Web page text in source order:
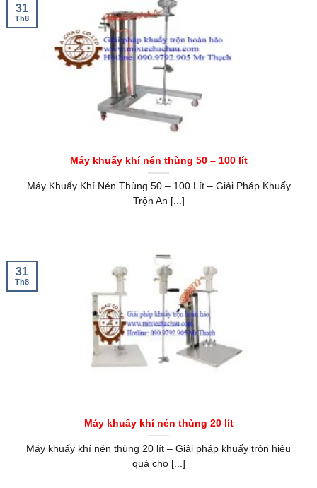
Máy khuấy khí nén thùng 50 – 100 lít
Máy Khuấy Khí Nén Thùng 50 – 100 Lít – Giải Pháp Khuấy
Trộn An [...]
31
Th8
Máy khuấy khí nén thùng 20 lít
Máy khuấy khí nén thùng 20 lít – Giải pháp khuấy trộn hiệu
quả cho [...]
31
Th8